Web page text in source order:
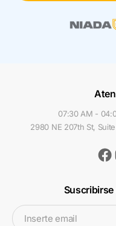
07:30 AM -
2980 NE 207th St,
Inserte email